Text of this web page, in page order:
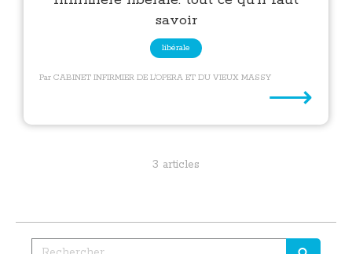
savoir
libérale
Par CABINET INFIRMIER DE L'OPERA ET DU VIEUX MASSY
⟶
3 articles
Rechercher